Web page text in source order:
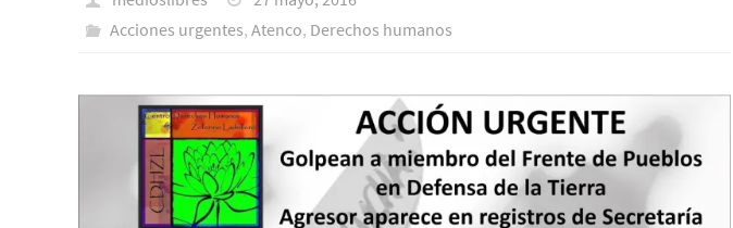
Acciones urgentes, Atenco, Derechos humanos